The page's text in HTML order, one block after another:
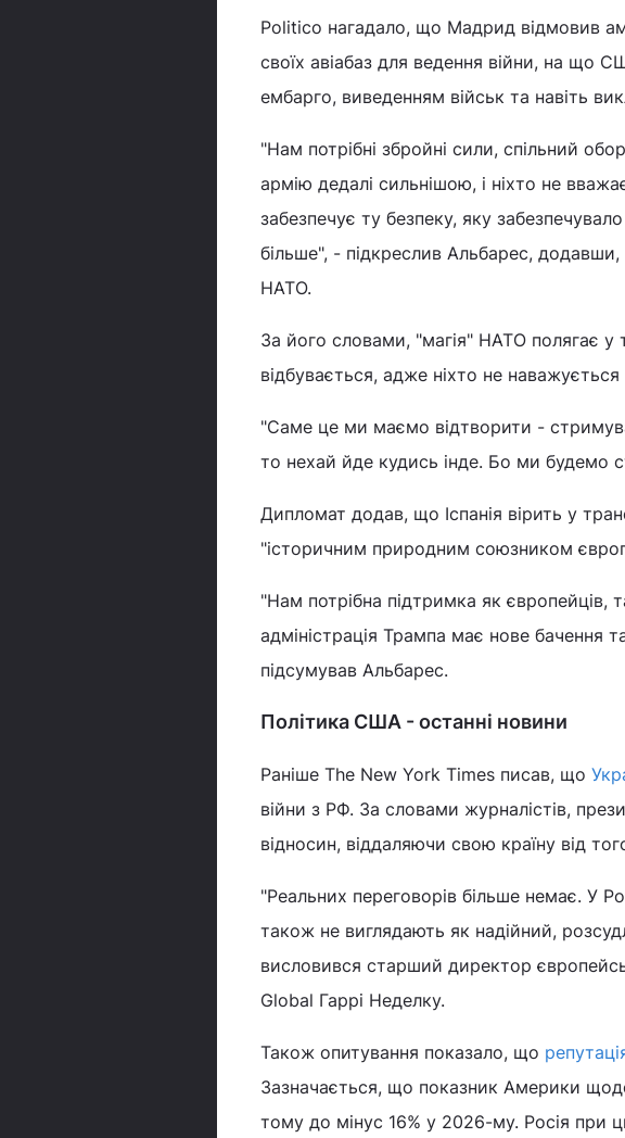
Politico нагадало, що Мадрид відмовив
своїх авіабаз для ведення війни, на що
ембарго, виведенням військ та навіть
"Нам потрібні збройні сили, спільний
армію дедалі сильнішою, і ніхто не
забезпечує ту безпеку, яку
більше", - підкреслив Альбарес,
НАТО.
За його словами, "магія" НАТО полягає у
відбувається, адже ніхто не
"Саме це ми маємо відтворити -
то нехай йде кудись інде. Бо ми будемо
Дипломат додав, що Іспанія вірить у
"історичним природним союзником
"Нам потрібна підтримка як європейців,
адміністрація Трампа має нове бачення
підсумував Альбарес.
Політика США - останні новини
Раніше The New York Times писав, що
війни з РФ. За словами журналістів,
відносин, віддаляючи свою країну від
"Реальних переговорів більше немає. У
також не виглядають як надійний,
висловився старший директор
Global Гаррі Неделку.
Також опитування показало, що
Зазначається, що показник Америки
тому до мінус 16% у 2026-му. Росія при